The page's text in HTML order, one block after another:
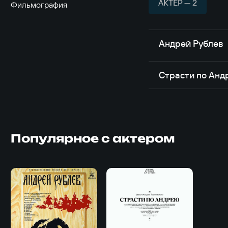
Фильмография АКТЁР — 2
Андрей Рублев
Страсти по
Популярное с актером